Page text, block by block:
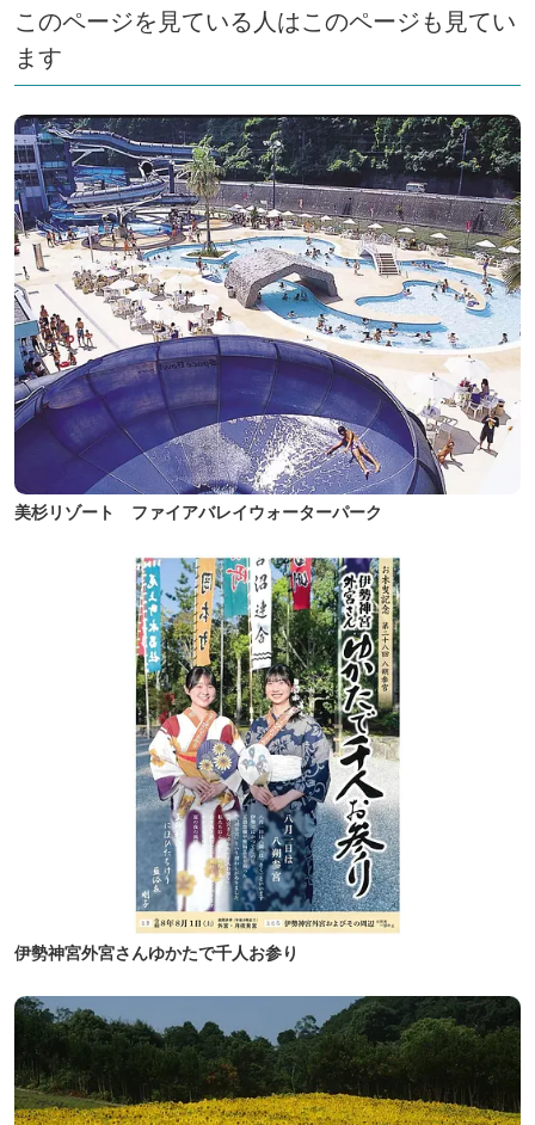
このページを見ている人はこのページも見てい
ます
美杉リゾート ファイアバレイウォーターパーク
伊勢神宮外宮さんゆかたで千人お参り